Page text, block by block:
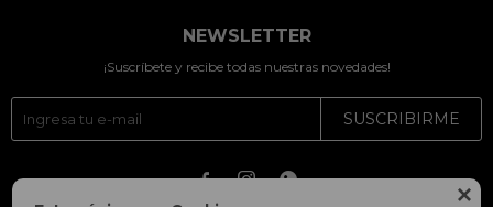

NEWSLETTER
¡Suscríbete y recibe todas nuestras novedades!
SUSCRIBIRME
  